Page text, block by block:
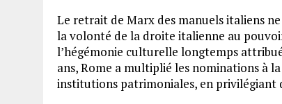
Le retrait de Marx des manuels italiens
la volonté de la droite italienne au
l’hégémonie culturelle longtemps
ans, Rome a multiplié les nominations à
institutions patrimoniales, en privilégiant